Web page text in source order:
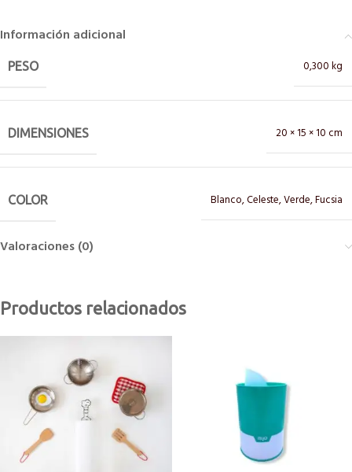
Información adicional
PESO 0,300 kg
DIMENSIONES 20 × 15 × 10 cm
COLOR Blanco,Celeste,Verde,Fucsia
Valoraciones (0)
Productos relacionados